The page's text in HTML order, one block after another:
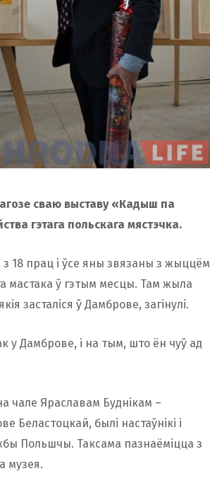
сваю выставу «Кадыш па
гэтага польскага мястэчка.
18 прац і ўсе яны звязаны з жыццём
мастака ў гэтым месцы. Там жыла
засталіся ў Дамброве, загінулі.
у Дамброве, і на тым, што ён чуў ад
​​чале Яраславам Буднікам –
Беластоцкай, былі настаўнікі і
Польшчы. Таксама пазнаёміцца ​​з
музея.